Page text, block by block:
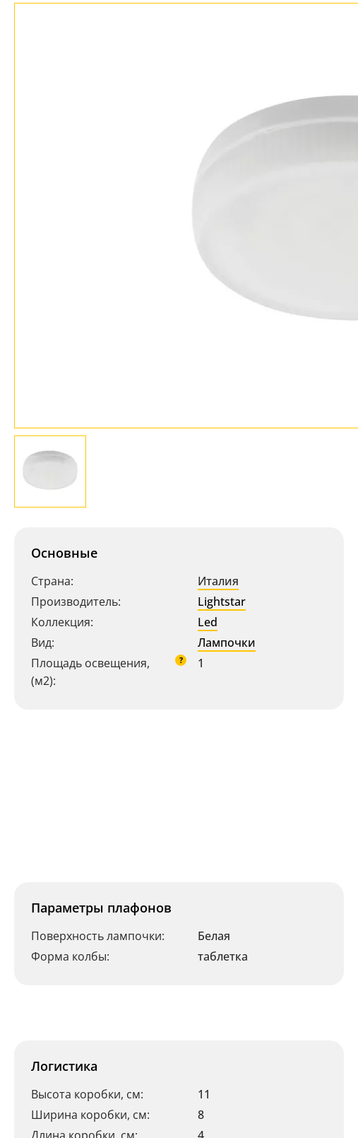
Основные
Страна:
Италия
Производитель:
Lightstar
Коллекция:
Led
Вид:
Лампочки
Площадь освещения,
(м2):
? 1
Параметры плафонов
Поверхность лампочки:
Белая
Форма колбы:
таблетка
Логистика
Высота коробки, см:
11
Ширина коробки, см:
8